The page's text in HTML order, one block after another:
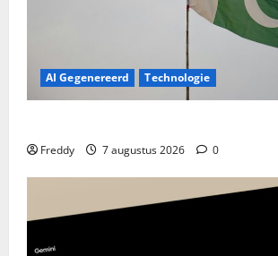
AI Gegenereerd Technologie
Freddy 7 augustus 2026 0